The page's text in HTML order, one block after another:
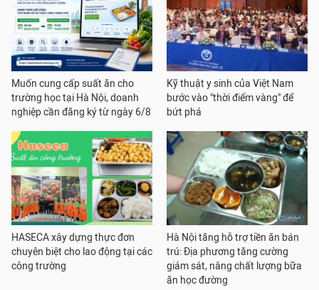
Muốn cung cấp suất ăn cho
trường học tại Hà Nội, doanh
nghiệp cần đăng ký từ ngày 6/8
Kỹ thuật y sinh của Việt Nam
bước vào "thời điểm vàng" để
bứt phá
HASECA xây dựng thực đơn
chuyên biệt cho lao động tại các
công trường
Hà Nội tăng hỗ trợ tiền ăn bán
trú: Địa phương tăng cường
giám sát, nâng chất lượng bữa
ăn học đường